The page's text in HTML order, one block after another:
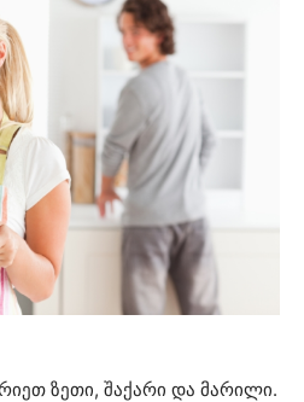
ზეთი, შაქარი და მარილი.